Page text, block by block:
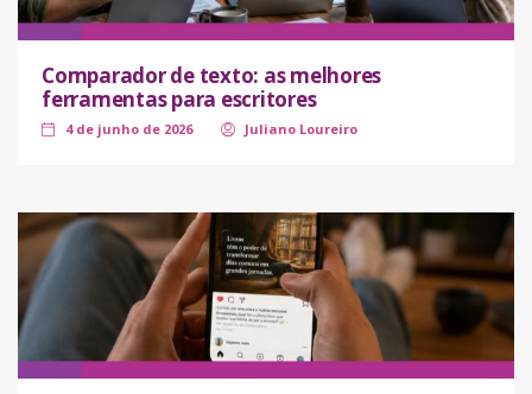
Comparador de texto: as melhores
ferramentas para escritores
4 de junho de 2026 Juliano Loureiro